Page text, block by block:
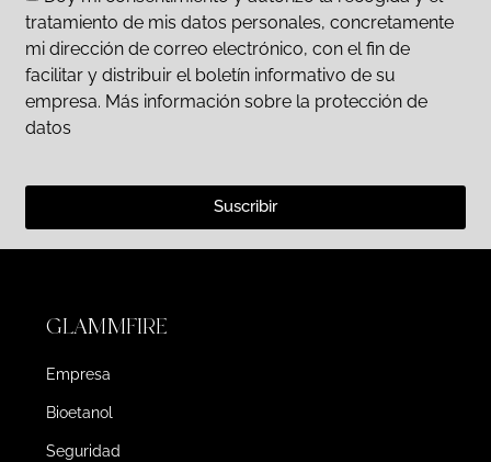
tratamiento de mis datos personales, concretamente
mi dirección de correo electrónico, con el fin de
facilitar y distribuir el boletín informativo de su
empresa. Más información sobre la protección de
datos
Suscribir
GLAMMFIRE
Empresa
Bioetanol
Seguridad